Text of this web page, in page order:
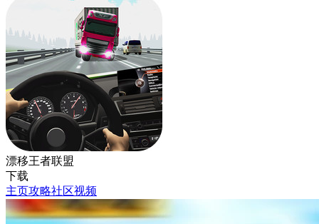
漂移王者联盟
下载
主页攻略社区视频